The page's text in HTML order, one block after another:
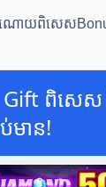
ោយពិសេស
– Gift ពិសេ
មាន!